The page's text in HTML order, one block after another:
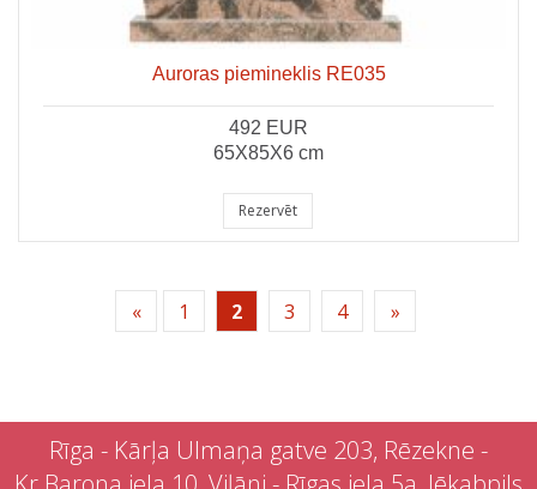
Auroras piemineklis RE035
492 EUR
65X85X6 cm
Rezervēt
« 1 2 3 4 »
Rīga - Kārļa Ulmaņa gatve 203, Rēzekne -